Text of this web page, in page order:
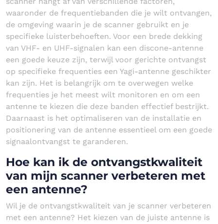
waaronder de frequentiebanden die je wilt ontvangen,
de omgeving waarin je de scanner gebruikt en je
specifieke luisterbehoeften. Voor een brede dekking
van VHF- en UHF-signalen kan een discone-antenne
een goede keuze zijn, terwijl voor gerichte ontvangst
op specifieke frequenties een Yagi-antenne geschikter
kan zijn. Het is belangrijk om te overwegen welke
frequenties je het meest wilt monitoren en om een
antenne te kiezen die deze banden effectief bestrijkt.
Daarnaast is het optimaliseren van de installatie en
positionering van de antenne essentieel om een goede
signaalontvangst te garanderen.
Hoe kan ik de ontvangstkwaliteit
van mijn scanner verbeteren met
een antenne?
Wil je de ontvangstkwaliteit van je scanner verbeteren
met een antenne? Het kiezen van de juiste antenne is